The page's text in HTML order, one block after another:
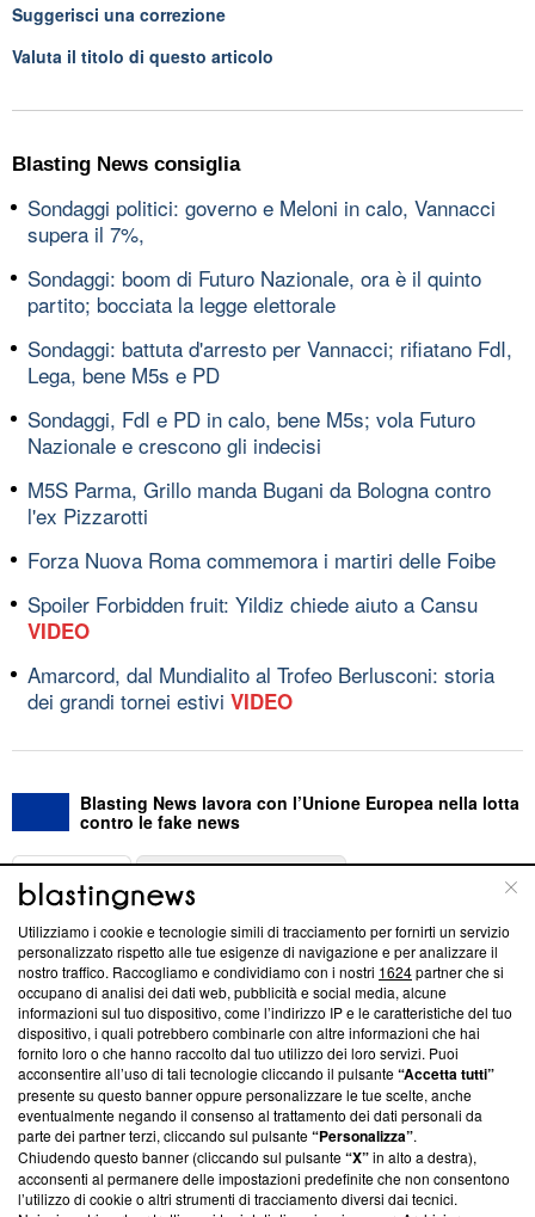
Suggerisci una correzione
Valuta il titolo di questo articolo
Blasting News consiglia
Sondaggi politici: governo e Meloni in calo, Vannacci
supera il 7%,
Sondaggi: boom di Futuro Nazionale, ora è il quinto
partito; bocciata la legge elettorale
Sondaggi: battuta d'arresto per Vannacci; rifiatano FdI,
Lega, bene M5s e PD
Sondaggi, FdI e PD in calo, bene M5s; vola Futuro
Nazionale e crescono gli indecisi
M5S Parma, Grillo manda Bugani da Bologna contro
l'ex Pizzarotti
Forza Nuova Roma commemora i martiri delle Foibe
Spoiler Forbidden fruit: Yildiz chiede aiuto a Cansu
VIDEO
Amarcord, dal Mundialito al Trofeo Berlusconi: storia
dei grandi tornei estivi VIDEO
Blasting News lavora con l’Unione Europea nella lotta
contro le fake news
ABOUT
Questa sezione offre informazioni trasparenti su Blasting
News, sui nostri processi editoriali e su come ci impegniamo a
creare news di qualità. Inoltre, afferma la nostra aderenza a
‘Trust Project - News with Integrity’Blasting News non è
ancora membro del programma, ma ha richiesto di farne
parte; Trust Project non ha ancora effettuato una verifica di
conformità agli standard.
Su di noi
Team editoriale
Utilizziamo i cookie e tecnologie simili di tracciamento per fornirti un servizio
personalizzato rispetto alle tue esigenze di navigazione e per analizzare il
nostro traffico. Raccogliamo e condividiamo con i nostri 1624partner che si
occupano di analisi dei dati web, pubblicità e social media, alcune
informazioni sul tuo dispositivo, come l’indirizzo IP e le caratteristiche del tuo
dispositivo, i quali potrebbero combinarle con altre informazioni che hai
fornito loro o che hanno raccolto dal tuo utilizzo dei loro servizi. Puoi
acconsentire all’uso di tali tecnologie cliccando il pulsante“Accetta tutti”
presente su questo banner oppure personalizzare le tue scelte, anche
eventualmente negando il consenso al trattamento dei dati personali da
parte dei partner terzi, cliccando sul pulsante“Personalizza”.
Chiudendo questo banner (cliccando sul pulsante“X”in alto a destra),
acconsenti al permanere delle impostazioni predefinite che non consentono
l’utilizzo di cookie o altri strumenti di tracciamento diversi dai tecnici.